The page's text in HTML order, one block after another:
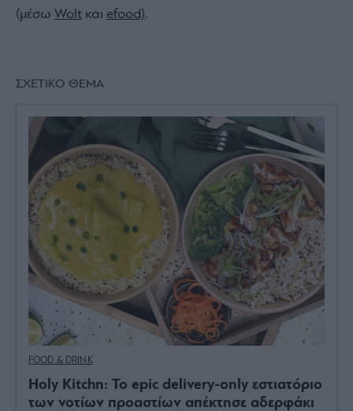
(μέσω Wolt και efood).
ΣΧΕΤΙΚΟ ΘΕΜΑ
FOOD & DRINK
Holy Kitchn: Το epic delivery-only εστιατόριο
των νοτίων προαστίων απέκτησε αδερφάκι